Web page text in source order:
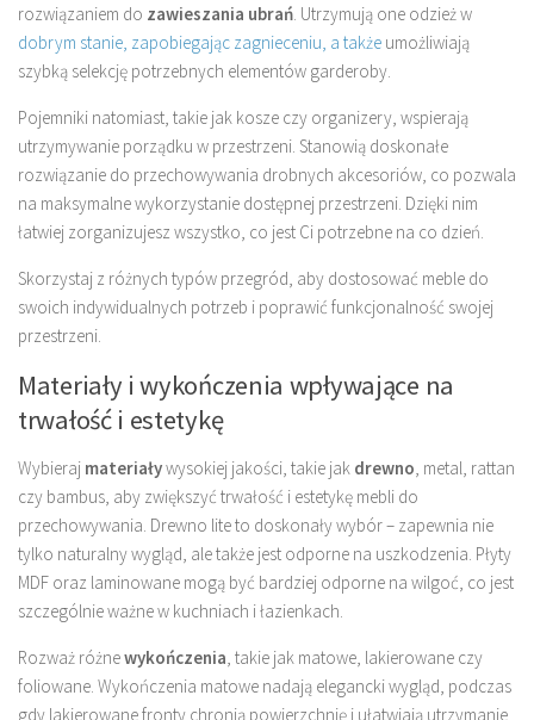
rozwiązaniem do zawieszania ubrań . Utrzymują one odzież w
dobrym stanie, zapobiegając zagnieceniu, a także umożliwiają
szybką selekcję potrzebnych elementów garderoby.
Pojemniki natomiast, takie jak kosze czy organizery, wspierają
utrzymywanie porządku w przestrzeni. Stanowią doskonałe
rozwiązanie do przechowywania drobnych akcesoriów, co pozwala
na maksymalne wykorzystanie dostępnej przestrzeni. Dzięki nim
łatwiej zorganizujesz wszystko, co jest Ci potrzebne na co dzień.
Skorzystaj z różnych typów przegród, aby dostosować meble do
swoich indywidualnych potrzeb i poprawić funkcjonalność swojej
przestrzeni.
Materiały i wykończenia wpływające na
trwałość i estetykę
Wybieraj materiaływysokiej jakości, takie jak drewno , metal, rattan
czy bambus, aby zwiększyć trwałość i estetykę mebli do
przechowywania. Drewno lite to doskonały wybór – zapewnia nie
tylko naturalny wygląd, ale także jest odporne na uszkodzenia. Płyty
MDF oraz laminowane mogą być bardziej odporne na wilgoć, co jest
szczególnie ważne w kuchniach i łazienkach.
Rozważ różnewykończenia , takie jak matowe, lakierowane czy
foliowane. Wykończenia matowe nadają elegancki wygląd, podczas
gdy lakierowane fronty chronią powierzchnię i ułatwiają utrzymanie